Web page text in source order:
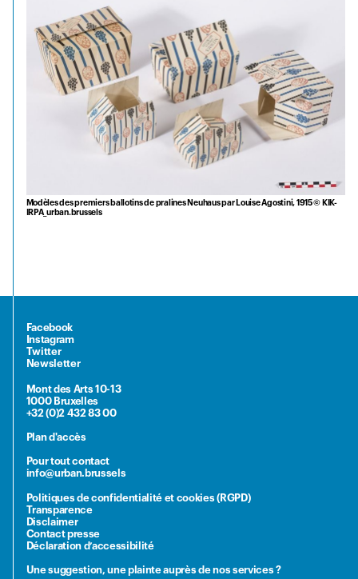
Modèles des premiers ballotins de pralines Neuhaus par Louise Agostini, 1915 © KIK-
IRPA_urban.brussels
Facebook
Instagram
Twitter
Newsletter
Mont des Arts 10-13
1000 Bruxelles
+32 (0)2 432 83 00
Plan d'accès
Pour tout contact
info@urban.brussels
Politiques de confidentialité et cookies (RGPD)
Transparence
Disclaimer
Contact presse
Déclaration d’accessibilité
Une suggestion, une plainte auprès de nos services ?